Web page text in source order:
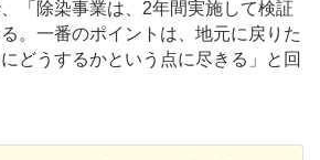
「除染事業は、2年間実施して検証
。一番のポイントは、地元に戻りた
どうするかという点に尽きる」と回